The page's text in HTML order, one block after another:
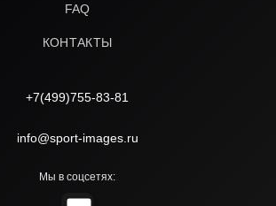
FAQ
КОНТАКТЫ
+7(499)755-83-81
info@sport-images.ru
Мы в соцсетях: